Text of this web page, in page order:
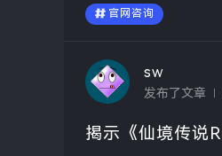
官网咨询
sw
发布了文章
揭示《仙境传说